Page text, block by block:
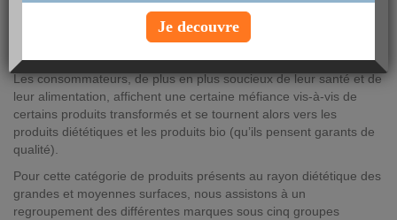
chez le consommateur et les prix élevés de ces produits. À ceci
s’ajoute la nouvelle réglementation européenne sur les
Les consommateurs, de plus en plus soucieux de leur santé et de
leur alimentation, affichent une certaine méfiance vis-à-vis de
certains produits transformés et se tournent alors vers les
produits diététiques et les produits bio (qu’ils pensent garants de
qualité).
Pour cette catégorie de produits présents au rayon diététique des
grandes et moyennes surfaces, nous assistons à un
regroupement des différentes marques sous cinq groupes
Je decouvre